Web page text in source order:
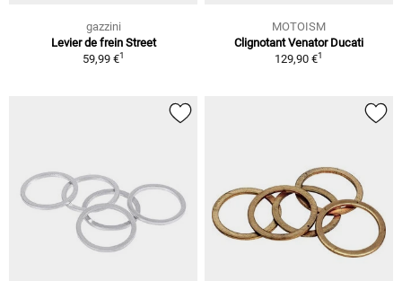
gazzini
Levier de frein Street
59,99 €1
MOTOISM
Clignotant Venator Ducati
129,90 €1